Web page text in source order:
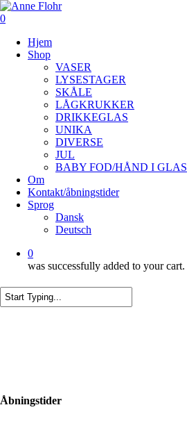
Skip
to
content
0
Hjem
Shop
VASER
LYSESTAGER
SKÅLE
LÅGKRUKKER
DRIKKEGLAS
UNIKA
DIVERSE
JUL
BABY FOD/HÅND I GLAS
Om
Kontakt/åbningstider
Sprog
Dansk
Deutsch
0
was successfully added to your cart.
Åbningstider